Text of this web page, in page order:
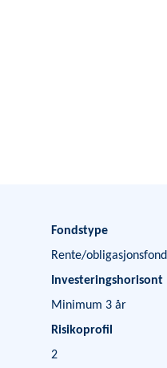
Fondstype
Rente/obligasjonsfond
Investeringshorisont
Minimum 3 år
Risikoprofil
2